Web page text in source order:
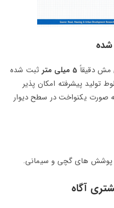
شده
مش دقیقاً 5 میلی‌ متر
ثبت شده
پیشرفته امکان‌ پذیر
یکنواخت در سطح دیوار
پوشش‌ های گچی و سیمانی.
آگاه